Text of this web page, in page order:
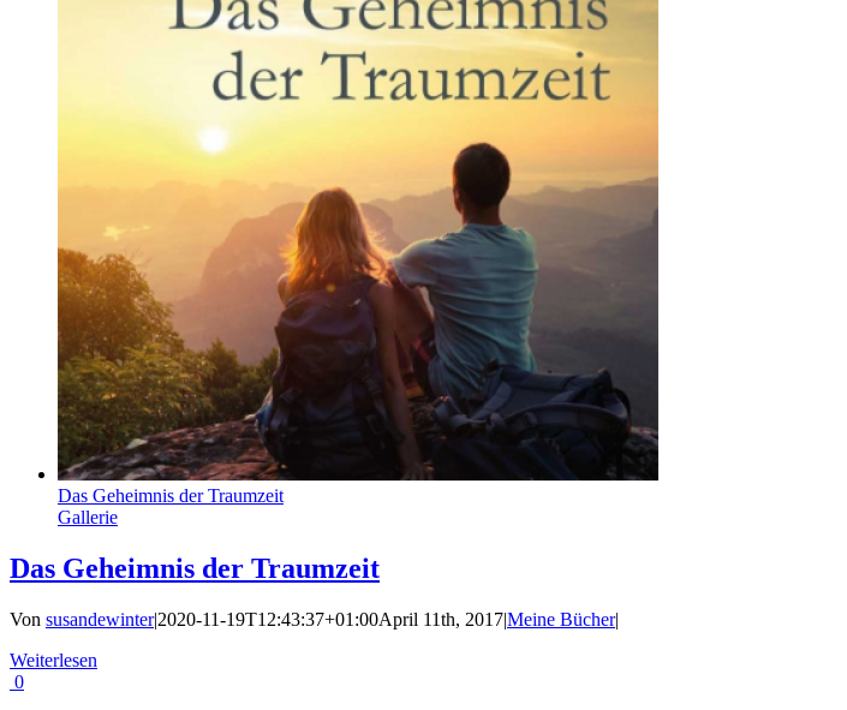
Das Geheimnis der Traumzeit
Gallerie
Das Geheimnis der Traumzeit
Von susandewinter|2020-11-19T12:43:37+01:00April 11th, 2017|Meine Bücher|
Weiterlesen
0